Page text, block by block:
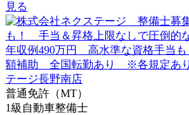
見る
普通免許（MT）
1級自動車整備士